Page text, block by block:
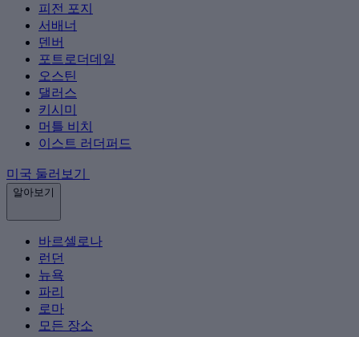
피전 포지
서배너
덴버
포트로더데일
오스틴
댈러스
키시미
머틀 비치
이스트 러더퍼드
미국 둘러보기
알아보기
바르셀로나
런던
뉴욕
파리
로마
모든 장소